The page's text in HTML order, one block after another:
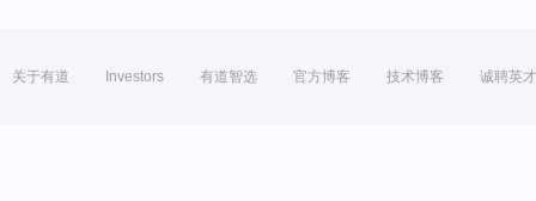
关于有道 Investors 有道智选 官方博客 技术博客 诚聘英才